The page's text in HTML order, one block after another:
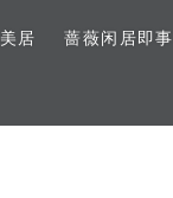
美居 蔷薇闲居即事